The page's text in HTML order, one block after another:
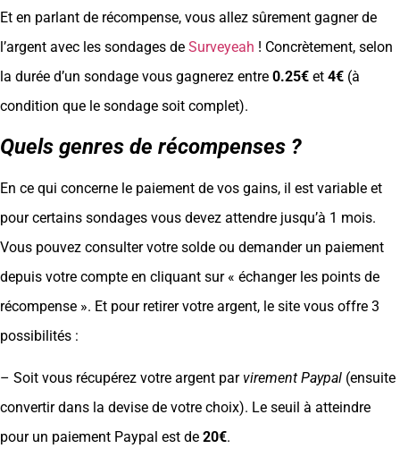
Et en parlant de récompense, vous allez sûrement gagner de
l’argent avec les sondages de Surveyeah ! Concrètement, selon
la durée d’un sondage vous gagnerez entre 0.25€ et 4€ (à
condition que le sondage soit complet).
Quels genres de récompenses ?
En ce qui concerne le paiement de vos gains, il est variable et
pour certains sondages vous devez attendre jusqu’à 1 mois.
Vous pouvez consulter votre solde ou demander un paiement
depuis votre compte en cliquant sur « échanger les points de
récompense ». Et pour retirer votre argent, le site vous offre 3
possibilités :
– Soit vous récupérez votre argent par virement Paypal (ensuite
convertir dans la devise de votre choix). Le seuil à atteindre
pour un paiement Paypal est de 20€.